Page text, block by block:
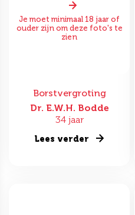
Je moet minimaal 18 jaar of
ouder zijn om deze foto's te
zien
Borstvergroting
Dr. E.W.H. Bodde
34 jaar
Lees verder